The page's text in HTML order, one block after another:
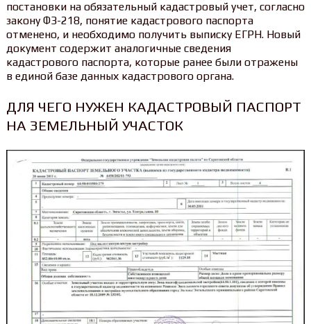
постановки на обязательный кадастровый учет, согласно
закону ФЗ-218, понятие кадастрового паспорта
отменено, и необходимо получить выписку ЕГРН. Новый
документ содержит аналогичные сведения
кадастрового паспорта, которые ранее были отражены
в единой базе данных кадастрового органа.
ДЛЯ ЧЕГО НУЖЕН КАДАСТРОВЫЙ ПАСПОРТ
НА ЗЕМЕЛЬНЫЙ УЧАСТОК